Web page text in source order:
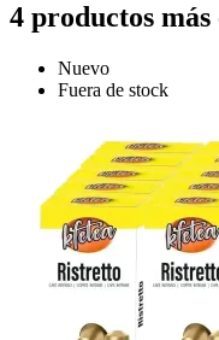
4 productos
Nuevo
Fuera de stock